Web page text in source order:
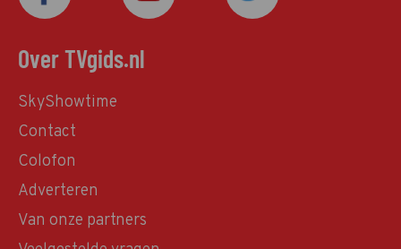
Over TVgids.nl
SkyShowtime
Contact
Colofon
Adverteren
Van onze partners